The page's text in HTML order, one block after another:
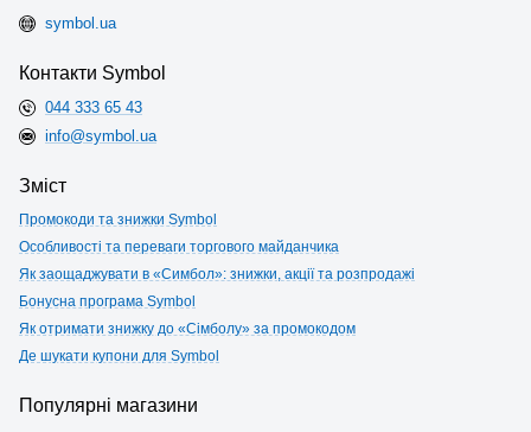
symbol.ua
Контакти Symbol
044 333 65 43
info@symbol.ua
Зміст
Промокоди та знижки Symbol
Особливості та переваги торгового майданчика
Як заощаджувати в «Симбол»: знижки, акції та розпродажі
Бонусна програма Symbol
Як отримати знижку до «Сімболу» за промокодом
Де шукати купони для Symbol
Популярні магазини